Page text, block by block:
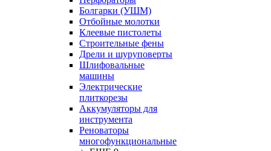
Болгарки (УШМ)
Отбойные молотки
Клеевые пистолеты
Строительные фены
Дрели и шуруповерты
Шлифовальные
машины
Электрические
плиткорезы
Аккумуляторы для
инструмента
Реноваторы
многофункциональные